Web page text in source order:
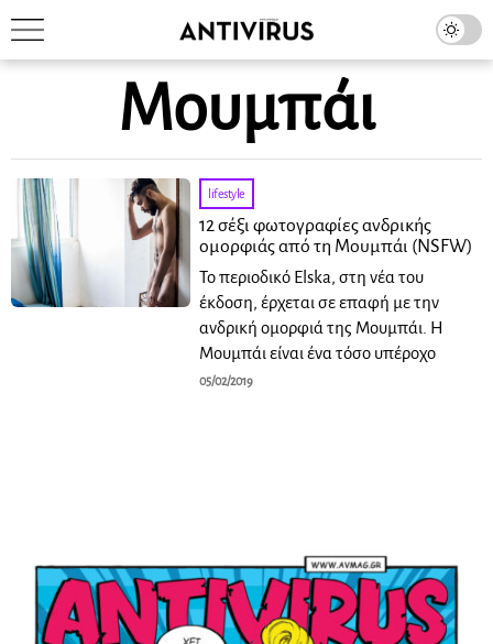
Μουμπάι
lifestyle
12 σέξι φωτογραφίες ανδρικής
ομορφιάς από τη Μουμπάι (NSFW)
Το περιοδικό Elska, στη νέα του
έκδοση, έρχεται σε επαφή με την
ανδρική ομορφιά της Μουμπάι. Η
Μουμπάι είναι ένα τόσο υπέροχο
05/02/2019